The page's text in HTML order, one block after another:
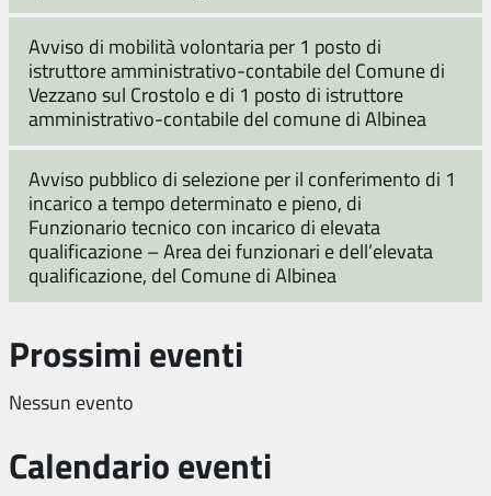
Avviso di mobilità volontaria per 1 posto di
istruttore amministrativo-contabile del Comune di
Vezzano sul Crostolo e di 1 posto di istruttore
amministrativo-contabile del comune di Albinea
Avviso pubblico di selezione per il conferimento di 1
incarico a tempo determinato e pieno, di
Funzionario tecnico con incarico di elevata
qualificazione – Area dei funzionari e dell’elevata
qualificazione, del Comune di Albinea
Prossimi eventi
Nessun evento
Calendario eventi